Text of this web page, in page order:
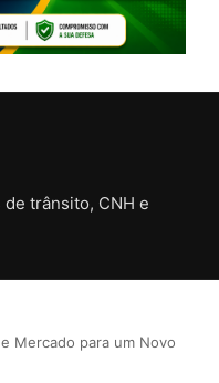
trânsito, CNH e
O SOM
Mercado para um Novo